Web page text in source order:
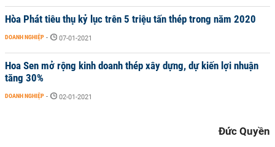
Hòa Phát tiêu thụ kỷ lục trên 5 triệu tấn thép trong năm 2020
DOANH NGHIỆP - 07-01-2021
Hoa Sen mở rộng kinh doanh thép xây dựng, dự kiến lợi nhuận
tăng 30%
DOANH NGHIỆP - 02-01-2021
Đức Quyền